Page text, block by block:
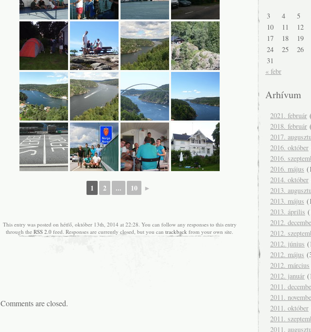
1 2 ... 10 ►
This entry was posted on hétfő, október 13th, 2014 at 22:28. You can follow any responses to this entry
through the RSS 2.0 feed. Responses are currently closed, but you can trackback from your own site.
Comments are closed.
3
4 5
10
11 12
17
18 19
24
25 26
31
« febr
Arhívum
2021. február
2018. február
2017.
2016. október
2016.
2016. május
2014. október
2013.
2013. május
2013. április
2012.
2012.
2012. június
2012. május
2012. március
2012. január
2011.
2011.
2011. október
2011.
2011.